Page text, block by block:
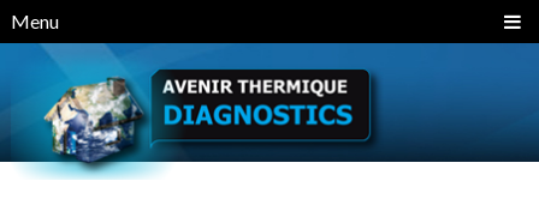
Menu
Panneau de gestion des cookies